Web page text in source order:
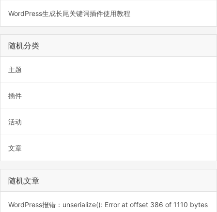
WordPress生成长尾关键词插件使用教程
随机分类
主题
插件
活动
文章
随机文章
WordPress报错：unserialize(): Error at offset 386 of 1110 bytes